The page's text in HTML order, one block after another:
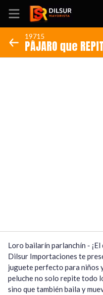
Inicio
19715
PÁJARO que
(Código: 19715)
Loro bailarín parlanchín -
Dilsur Importaciones te
juguete perfecto para niños
peluche no solo repite todo
sino que también baila y